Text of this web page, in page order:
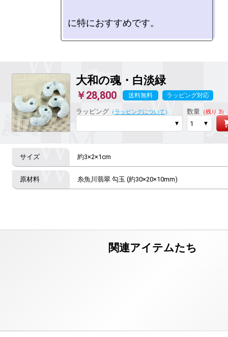
大和の魂・白淡緑
￥28,800 送料無料 ラッピング対応
ラッピング （ ラッピングについて ） 数量（残り 3）
約3×2×1cm
糸魚川翡翠 勾玉 (約30×20×10mm)